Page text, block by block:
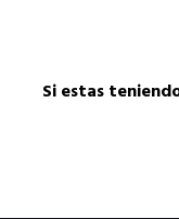
Si estas